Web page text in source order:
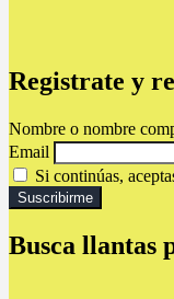
Registrate y
Nombre o nombre
Email
Si continúas,
Busca llantas